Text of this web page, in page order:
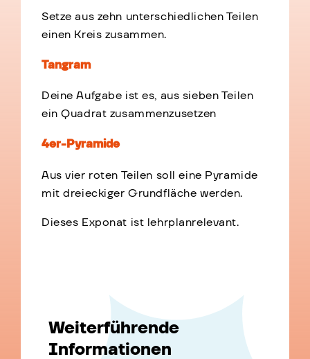
Setze aus zehn unterschiedlichen Teilen
einen Kreis zusammen.
Tangram
Deine Aufgabe ist es, aus sieben Teilen
ein Quadrat zusammenzusetzen
4er-Pyramide
Aus vier roten Teilen soll eine Pyramide
mit dreieckiger Grundfläche werden.
Dieses Exponat ist lehrplanrelevant.
Weiterführende
Informationen